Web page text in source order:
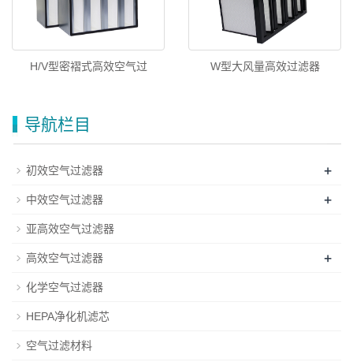
H/V型密褶式高效空气过 W型大风量高效过滤器
导航栏目
初效空气过滤器 +
中效空气过滤器 +
亚高效空气过滤器
高效空气过滤器 +
化学空气过滤器
HEPA净化机滤芯
空气过滤材料